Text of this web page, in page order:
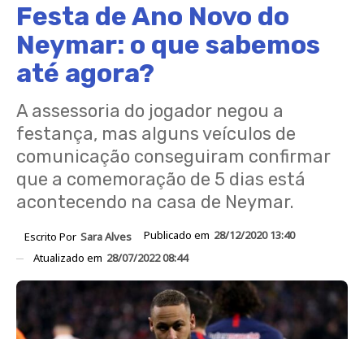
Festa de Ano Novo do
Neymar: o que sabemos
até agora?
A assessoria do jogador negou a
festança, mas alguns veículos de
comunicação conseguiram confirmar
que a comemoração de 5 dias está
acontecendo na casa de Neymar.
Escrito Por Sara Alves Publicado em 28/12/2020 13:40
Atualizado em 28/07/2022 08:44